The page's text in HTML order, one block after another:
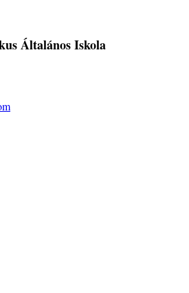
Általános Iskola